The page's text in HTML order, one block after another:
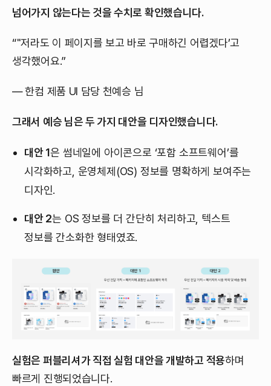
넘어가지 않는다는 것을 수치로 확인했습니다.
“"저라도 이 페이지를 보고 바로 구매하긴 어렵겠다’고
생각했어요.”
— 한컴 제품 UI 담당 천예승 님
그래서 예승 님은 두 가지 대안을 디자인했습니다.
대안 1은 썸네일에 아이콘으로 ‘포함 소프트웨어’를
시각화하고, 운영체제(OS) 정보를 명확하게 보여주는
디자인.
대안 2는 OS 정보를 더 간단히 처리하고, 텍스트
정보를 간소화한 형태였죠.
실험은 퍼블리셔가 직접 실험 대안을 개발하고 적용하며
빠르게 진행되었습니다.